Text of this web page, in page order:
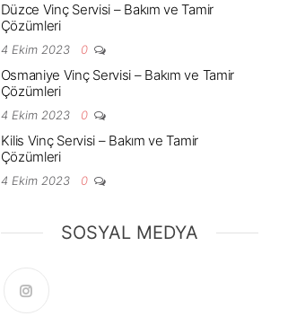
Düzce Vinç Servisi – Bakım ve Tamir
Çözümleri
4 Ekim 2023 0
Osmaniye Vinç Servisi – Bakım ve Tamir
Çözümleri
4 Ekim 2023 0
Kilis Vinç Servisi – Bakım ve Tamir
Çözümleri
4 Ekim 2023 0
SOSYAL MEDYA